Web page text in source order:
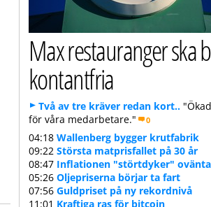
Max restauranger ska
kontantfria
Två av tre kräver redan kort..
för våra medarbetare."
0
04:18 Wallenberg bygger krutfabrik
09:22 Största matprisfallet på 30 år
08:47 Inflationen "störtdyker"
05:26 Oljepriserna börjar ta fart
07:56 Guldpriset på ny rekordnivå
11:01 Kraftiga ras för bitcoin